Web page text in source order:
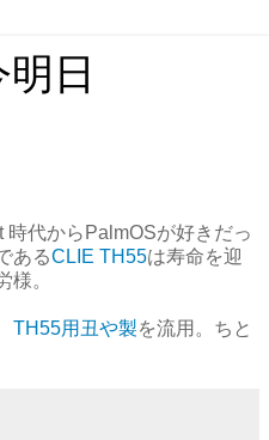
日
時代からPalmOSが好きだっ
あるCLIE TH55は寿命を迎
様。
TH55用丑や製を流用。ちと